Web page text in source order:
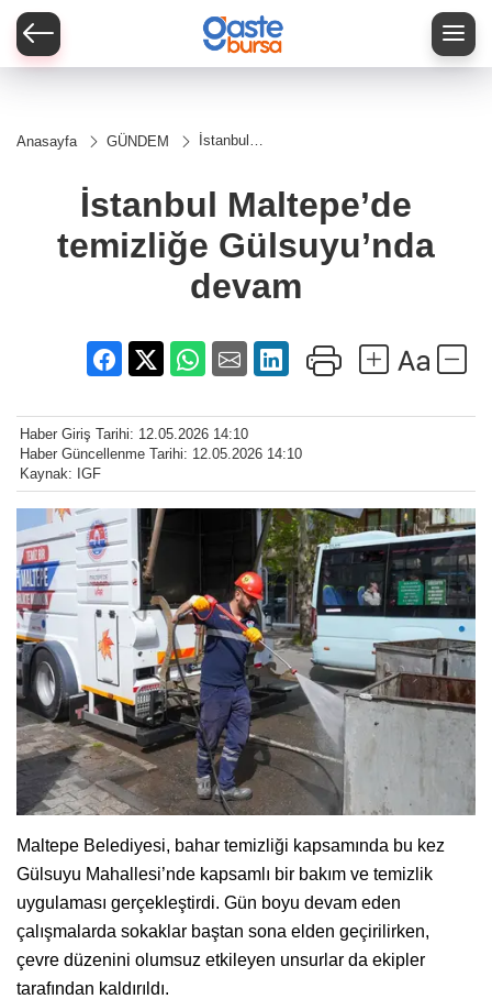
Anasayfa GÜNDEM
İstanbul
Gülsuyu’nda
devam
İstanbul Maltepe’de
temizliğe Gülsuyu’nda
devam
Haber Giriş Tarihi: 12.05.2026 14:10
Haber Güncellenme Tarihi: 12.05.2026 14:10
Kaynak: IGF
Maltepe Belediyesi, bahar temizliği kapsamında bu kez
Gülsuyu Mahallesi’nde kapsamlı bir bakım ve temizlik
uygulaması gerçekleştirdi. Gün boyu devam eden
çalışmalarda sokaklar baştan sona elden geçirilirken,
çevre düzenini olumsuz etkileyen unsurlar da ekipler
tarafından kaldırıldı.